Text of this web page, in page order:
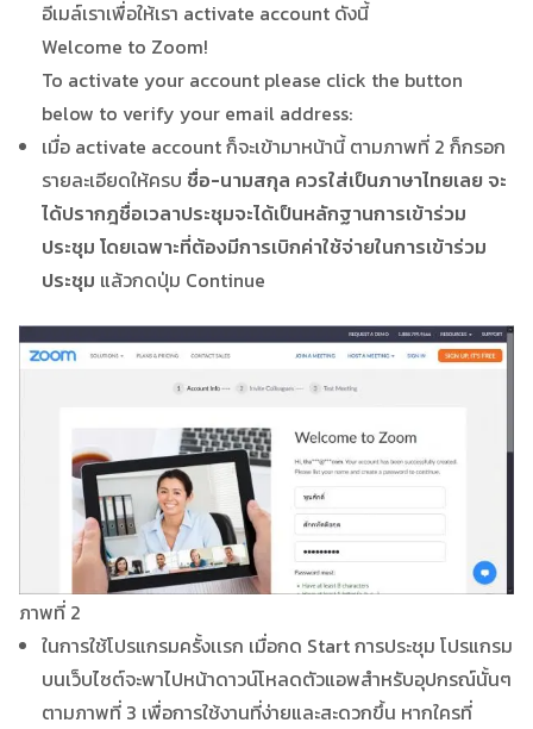
อีเมล์เราเพื่อให้เรา activate account ดังนี้
Welcome to Zoom!
To activate your account please click the button
below to verify your email address:
เมื่อ activate account ก็จะเข้ามาหน้านี้ ตามภาพที่ 2 ก็กรอก
รายละเอียดให้ครบ ชื่อ-นามสกุล ควรใส่เป็นภาษาไทยเลย จะ
ได้ปรากฎชื่อเวลาประชุมจะได้เป็นหลักฐานการเข้าร่วม
ประชุม โดยเฉพาะที่ต้องมีการเบิกค่าใช้จ่ายในการเข้าร่วม
ประชุม แล้วกดปุ่ม Continue
ภาพที่ 2
ในการใช้โปรแกรมครั้งเเรก เมื่อกด Start การประชุม โปรแกรม
บนเว็บไซต์จะพาไปหน้าดาวน์โหลดตัวแอพสำหรับอุปกรณ์นั้นๆ
ตามภาพที่ 3 เพื่อการใช้งานที่ง่ายและสะดวกขึ้น หากใครที่